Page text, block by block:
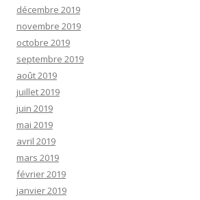
décembre 2019
novembre 2019
octobre 2019
septembre 2019
août 2019
juillet 2019
juin 2019
mai 2019
avril 2019
mars 2019
février 2019
janvier 2019